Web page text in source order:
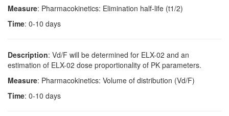
Measure: Pharmacokinetics: Elimination half-life (t1/2)
Time: 0-10 days
Description: Vd/F will be determined for ELX-02 and an
estimation of ELX-02 dose proportionality of PK parameters.
Measure: Pharmacokinetics: Volume of distribution (Vd/F)
Time: 0-10 days